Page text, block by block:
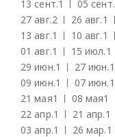
13 сент.1 05 сент.
27 авг.2 26 авг.1
13 авг.1 10 авг.1
01 авг.1 15 июл.1
29 июн.1 27 июн.1
09 июн.1 07 июн.1
21 мая1 08 мая1
22 апр.1 21 апр.1
03 апр.1 26 мар.1